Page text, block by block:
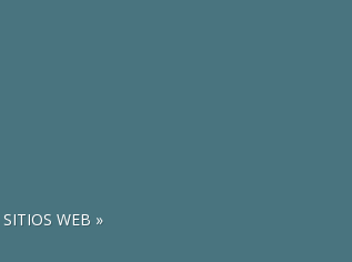
SITIOS WEB